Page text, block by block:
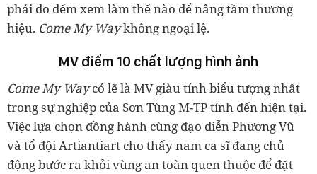
phải đo đếm xem làm thế nào để nâng tầm thương
hiệu. Come My Waykhông ngoại lệ.
MV điểm 10 chất lượng hình ảnh
Come My Waycó lẽ là MV giàu tính biểu tượng nhất
trong sự nghiệp của Sơn Tùng M-TP tính đến hiện tại.
Việc lựa chọn đồng hành cùng đạo diễn Phương Vũ
và tổ đội Artiantiart cho thấy nam ca sĩ đang chủ
động bước ra khỏi vùng an toàn quen thuộc để đặt